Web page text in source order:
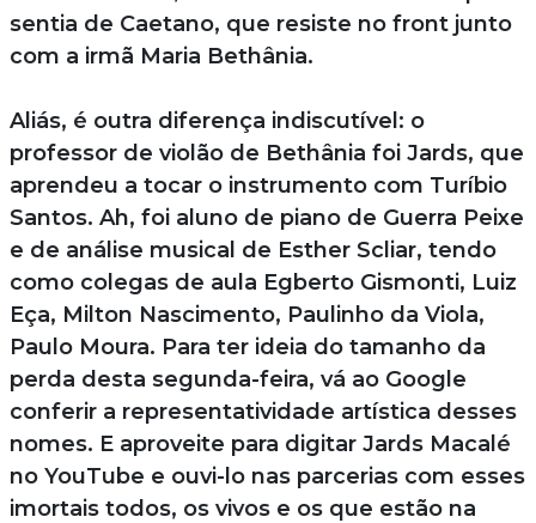
sentia de Caetano, que resiste no front junto
com a irmã Maria Bethânia.
Aliás, é outra diferença indiscutível: o
professor de violão de Bethânia foi Jards, que
aprendeu a tocar o instrumento com Turíbio
Santos. Ah, foi aluno de piano de Guerra Peixe
e de análise musical de Esther Scliar, tendo
como colegas de aula Egberto Gismonti, Luiz
Eça, Milton Nascimento, Paulinho da Viola,
Paulo Moura. Para ter ideia do tamanho da
perda desta segunda-feira, vá ao Google
conferir a representatividade artística desses
nomes. E aproveite para digitar Jards Macalé
no YouTube e ouvi-lo nas parcerias com esses
imortais todos, os vivos e os que estão na